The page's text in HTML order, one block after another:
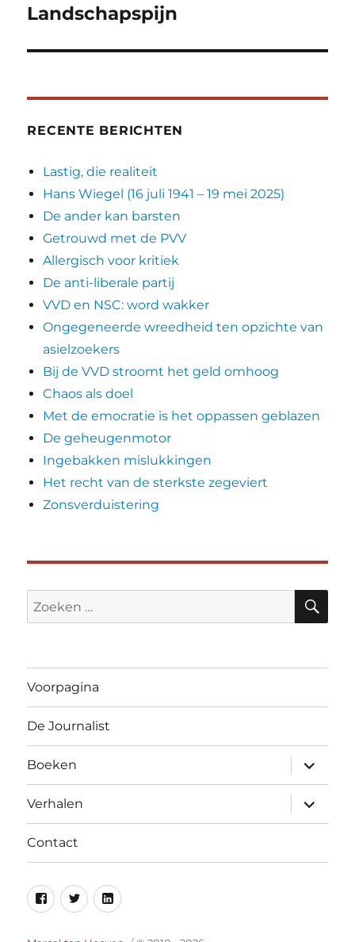
Volgend
Landschapspijn
RECENTE BERICHTEN
Lastig, die realiteit
Hans Wiegel (16 juli 1941 – 19 mei 2025)
De ander kan barsten
Getrouwd met de PVV
Allergisch voor kritiek
De anti-liberale partij
VVD en NSC: word wakker
Ongegeneerde wreedheid ten opzichte van
asielzoekers
Bij de VVD stroomt het geld omhoog
Chaos als doel
Met de emocratie is het oppassen geblazen
De geheugenmotor
Ingebakken mislukkingen
Het recht van de sterkste zegeviert
Zonsverduistering
Zoeken
naar:
Voorpagina
De Journalist
Boeken
Verhalen
Contact
Facebook
TwitterLinkedin